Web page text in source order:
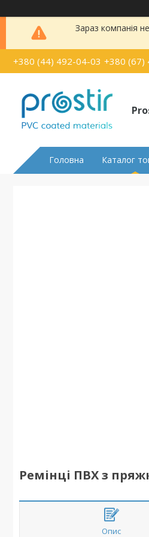
Зараз компанія
+380 (44) 492-04-03 +380 (67)
Головна Каталог
Ремінці ПВХ з
Опис